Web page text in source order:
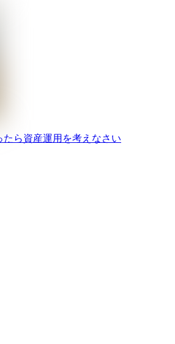
たら資産運用を考えなさい